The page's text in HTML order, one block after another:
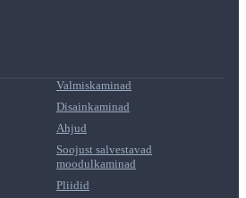
Valmiskaminad
Disainkaminad
Ahjud
Soojust salvestavad
moodulkaminad
Pliidid